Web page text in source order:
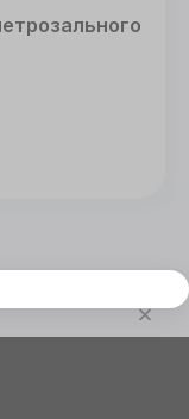
cookie
сайта